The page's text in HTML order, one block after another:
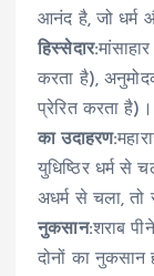
आनंद है, जो धर्म
हिस्सेदार:
करता है),
प्रेरित करता
का उदाहरण:
युधिष्ठिर धर्म से
अधर्म से चला,
नुकसान:शराब
दोनों का नुकसान